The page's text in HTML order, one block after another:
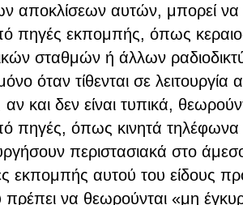
αποκλίσεων αυτών, μπορεί να
πηγές εκπομπής, όπως
σταθμών ή άλλων
όταν τίθενται σε
και δεν είναι τυπικά,
πηγές, όπως κινητά τηλέφωνα ή
περιστασιακά στο
εκπομπής αυτού του είδους
να θεωρούνται «μη